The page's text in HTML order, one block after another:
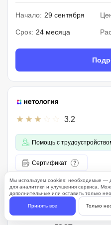
Начало: 29 сентября
Срок: 24 месяца
3.2
Помощь с
Сертификат
Современные
Особенности:Linux, TCP/IP,
Мы используем cookies: необходимые —
для аналитики и улучшения сервиса.
дополнительные или оставить только
Принять все Только